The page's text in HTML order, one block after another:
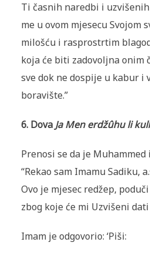
Ti časnih naredbi i
me u ovom mjesecu Svojom
milošću i rasprostrtim
koja će biti zadovoljna onim
sve dok ne dospije u kabur i
boravište.”
6. Dova Ja Men erdžûhu li
Prenosi se da je Muhammed
“Rekao sam Imamu Sadiku,
Ovo je mjesec redžep,
zbog koje će mi Uzvišeni dati
Imam je odgovorio: ‘Piši: